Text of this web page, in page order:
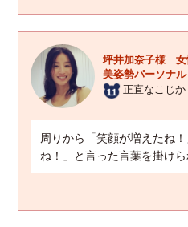
坪井加奈子様 女
美姿勢パーソナ
正直なこじか
周りから「笑顔が増えたね
ね！」と言った言葉を掛けら